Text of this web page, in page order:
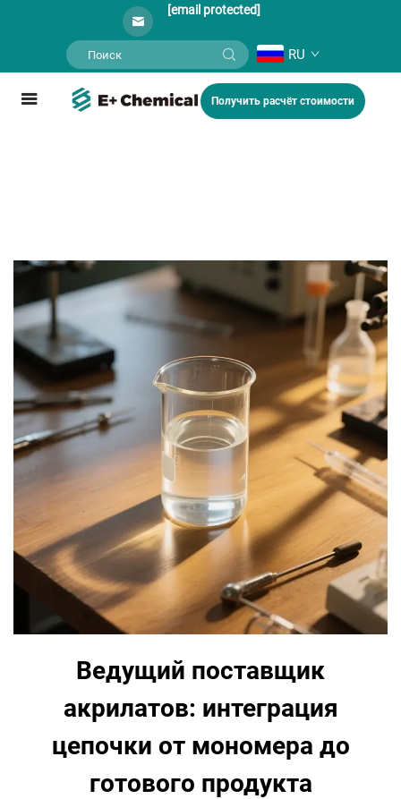
[email protected]
RU
Получить расчёт стоимости
Ведущий поставщик
акрилатов: интеграция
цепочки от мономера до
готового продукта